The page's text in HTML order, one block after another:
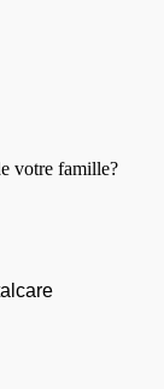
votre famille?